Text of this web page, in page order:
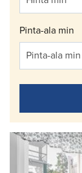
Pinta-ala min